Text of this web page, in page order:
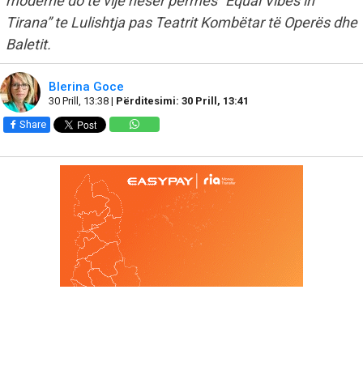
Tirana” te Lulishtja pas Teatrit Kombëtar të Operës dhe
Baletit.
Blerina Goce
30 Prill, 13:38 | Përditesimi: 30 Prill, 13:41
Share